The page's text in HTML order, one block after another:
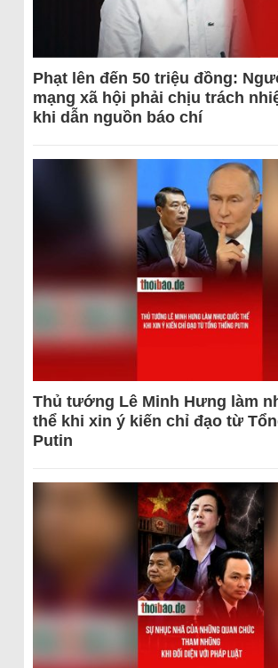
Phạt lên đến 50 triệu đồng:
mạng xã hội phải chịu trách
khi dẫn nguồn báo chí
Thủ tướng Lê Minh Hưng làm
thể khi xin ý kiến chỉ đạo từ
Putin